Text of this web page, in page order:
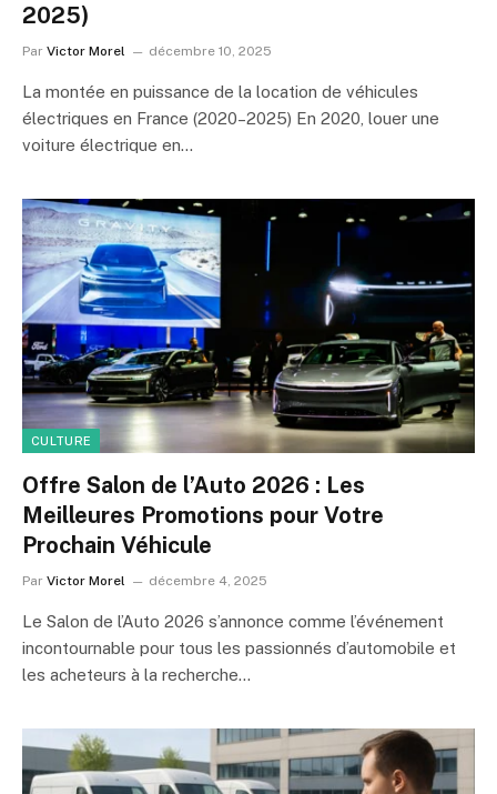
2025)
Par Victor Morel décembre 10, 2025
La montée en puissance de la location de véhicules
électriques en France (2020–2025) En 2020, louer une
voiture électrique en…
CULTURE
Offre Salon de l’Auto 2026 : Les
Meilleures Promotions pour Votre
Prochain Véhicule
Par Victor Morel décembre 4, 2025
Le Salon de l’Auto 2026 s’annonce comme l’événement
incontournable pour tous les passionnés d’automobile et
les acheteurs à la recherche…